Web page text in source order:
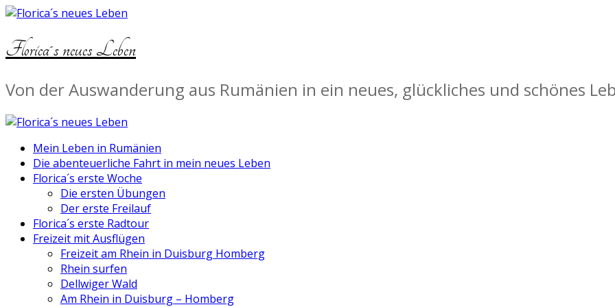
Florica´s neues Leben
Von der Auswanderung aus Rumänien in ein neues, glückliches und schönes
Mein Leben in Rumänien
Die abenteuerliche Fahrt in mein neues Leben
Florica´s erste Woche
Die ersten Übungen
Der erste Freilauf
Florica´s erste Radtour
Freizeit mit Ausflügen
Freizeit am Rhein in Duisburg Homberg
Rhein surfen
Dellwiger Wald
Am Rhein in Duisburg – Homberg